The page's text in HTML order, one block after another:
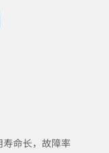
命长，故障率